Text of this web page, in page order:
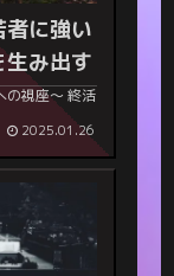
者に強い
み出す
座～ 終活
2025.01.26